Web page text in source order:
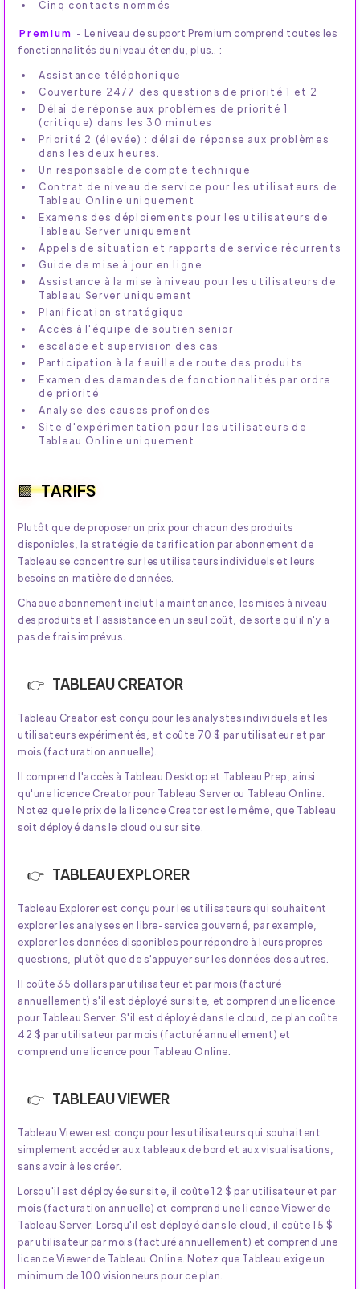
Cinq contacts nommés
Premium - Le niveau de support Premium comprend toutes les
fonctionnalités du niveau étendu, plus.. :
Assistance téléphonique
Couverture 24/7 des questions de priorité 1 et 2
Délai de réponse aux problèmes de priorité 1
(critique) dans les 30 minutes
Priorité 2 (élevée) : délai de réponse aux problèmes
dans les deux heures.
Un responsable de compte technique
Contrat de niveau de service pour les utilisateurs de
Tableau Online uniquement
Examens des déploiements pour les utilisateurs de
Tableau Server uniquement
Appels de situation et rapports de service récurrents
Guide de mise à jour en ligne
Assistance à la mise à niveau pour les utilisateurs de
Tableau Server uniquement
Planification stratégique
Accès à l'équipe de soutien senior
escalade et supervision des cas
Participation à la feuille de route des produits
Examen des demandes de fonctionnalités par ordre
de priorité
Analyse des causes profondes
Site d'expérimentation pour les utilisateurs de
Tableau Online uniquement
TARIFS
Plutôt que de proposer un prix pour chacun des produits
disponibles, la stratégie de tarification par abonnement de
Tableau se concentre sur les utilisateurs individuels et leurs
besoins en matière de données.
Chaque abonnement inclut la maintenance, les mises à niveau
des produits et l'assistance en un seul coût, de sorte qu'il n'y a
pas de frais imprévus.
TABLEAU CREATOR
Tableau Creator est conçu pour les analystes individuels et les
utilisateurs expérimentés, et coûte 70 $ par utilisateur et par
mois (facturation annuelle).
Il comprend l'accès à Tableau Desktop et Tableau Prep, ainsi
qu'une licence Creator pour Tableau Server ou Tableau Online.
Notez que le prix de la licence Creator est le même, que Tableau
soit déployé dans le cloud ou sur site.
TABLEAU EXPLORER
Tableau Explorer est conçu pour les utilisateurs qui souhaitent
explorer les analyses en libre-service gouverné, par exemple,
explorer les données disponibles pour répondre à leurs propres
questions, plutôt que de s'appuyer sur les données des autres.
Il coûte 35 dollars par utilisateur et par mois (facturé
annuellement) s'il est déployé sur site, et comprend une licence
pour Tableau Server. S'il est déployé dans le cloud, ce plan coûte
42 $ par utilisateur par mois (facturé annuellement) et
comprend une licence pour Tableau Online.
TABLEAU VIEWER
Tableau Viewer est conçu pour les utilisateurs qui souhaitent
simplement accéder aux tableaux de bord et aux visualisations,
sans avoir à les créer.
Lorsqu'il est déployée sur site, il coûte 12 $ par utilisateur et par
mois (facturation annuelle) et comprend une licence Viewer de
Tableau Server. Lorsqu'il est déployé dans le cloud, il coûte 15 $
par utilisateur par mois (facturé annuellement) et comprend une
licence Viewer de Tableau Online. Notez que Tableau exige un
minimum de 100 visionneurs pour ce plan.